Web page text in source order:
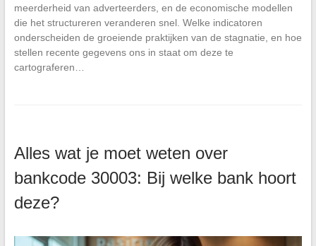
meerderheid van adverteerders, en de economische modellen
die het structureren veranderen snel. Welke indicatoren
onderscheiden de groeiende praktijken van de stagnatie, en hoe
stellen recente gegevens ons in staat om deze te
cartograferen…
Alles wat je moet weten over
bankcode 30003: Bij welke bank hoort
deze?